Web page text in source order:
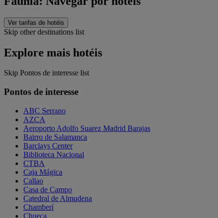
Ver tarifas de hotéis
Skip other destinations list
Explore mais hotéis
Skip Pontos de interesse list
Pontos de interesse
ABC Serrano
AZCA
Aeroporto Adolfo Suarez Madrid Barajas
Bairro de Salamanca
Barclays Center
Biblioteca Nacional
CTBA
Caja Mágica
Callao
Casa de Campo
Catedral de Almudena
Chamberí
Chueca